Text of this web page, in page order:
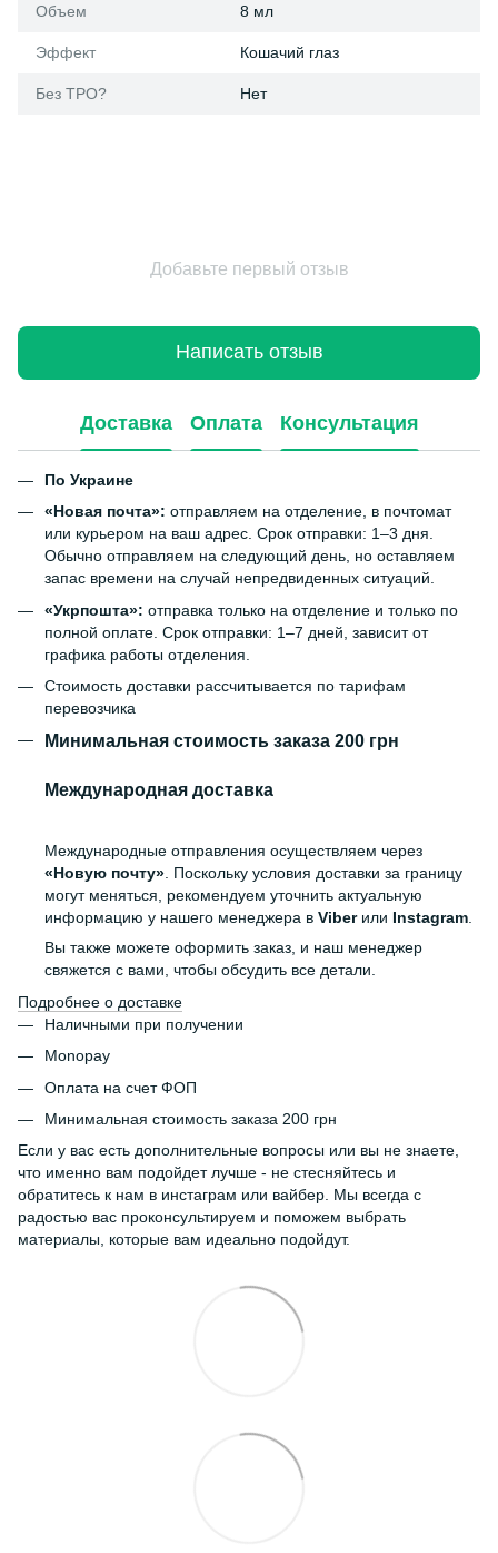
Объем 8 мл
Эффект Кошачий глаз
Без ТРО? Нет
Добавьте первый отзыв
Написать отзыв
Доставка Оплата Консультация
По Украине
«Новая почта»: отправляем на отделение, в почтомат
или курьером на ваш адрес. Срок отправки: 1–3 дня.
Обычно отправляем на следующий день, но оставляем
запас времени на случай непредвиденных ситуаций.
«Укрпошта»: отправка только на отделение и только по
полной оплате. Срок отправки: 1–7 дней, зависит от
графика работы отделения.
Стоимость доставки рассчитывается по тарифам
перевозчика
Минимальная стоимость заказа 200 грн
Международная доставка
Международные отправления осуществляем через
«Новую почту». Поскольку условия доставки за границу
могут меняться, рекомендуем уточнить актуальную
информацию у нашего менеджера в Viberили Instagram.
Вы также можете оформить заказ, и наш менеджер
свяжется с вами, чтобы обсудить все детали.
Подробнее о доставке
Наличными при получении
Monopay
Оплата на счет ФОП
Минимальная стоимость заказа 200 грн
Если у вас есть дополнительные вопросы или вы не знаете,
что именно вам подойдет лучше - не стесняйтесь и
обратитесь к нам в инстаграм или вайбер. Мы всегда с
радостью вас проконсультируем и поможем выбрать
материалы, которые вам идеально подойдут.